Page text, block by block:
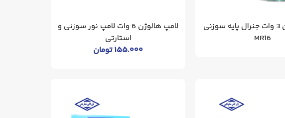
لامپ هالوژن 3 وات جنرال پایه سوزنی
MR16
لامپ هالوژن 6 وات لامپ نور سوزنی و
استارتی
۱۵۵.۰۰۰تومان